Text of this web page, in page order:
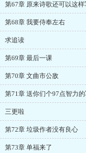
第67章 原来诗歌还可以这样
第68章 我要侍奉左右
求追读
第69章 最后一课
第70章 文曲市公敌
第71章 送你们个97点智力的
三更啦
第72章 垃圾作者没有良心
第73章 单福来了